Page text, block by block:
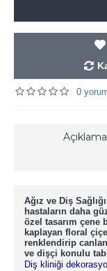
0
Açıklama
Ağız ve Diş
hastaların daha
özel tasarım çene
kaplayan floral
renklendirip
ve dişçi konulu
Diş kliniği